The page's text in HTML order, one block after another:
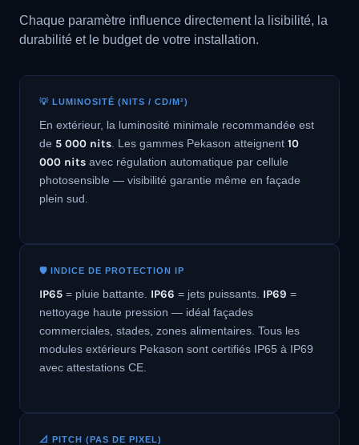
Chaque paramètre influence directement la lisibilité, la
durabilité et le budget de votre installation.
💡 LUMINOSITÉ (NITS / CD/M²)
En extérieur, la luminosité minimale recommandée est
de 5 000 nits . Les gammes Pekason atteignent 10
000 nits avec régulation automatique par cellule
photosensible — visibilité garantie même en façade
plein sud.
🛡️ INDICE DE PROTECTION IP
IP65 = pluie battante. IP66 = jets puissants. IP69 =
nettoyage haute pression — idéal façades
commerciales, stades, zones alimentaires. Tous les
modules extérieurs Pekason sont certifiés IP65 à IP69
avec attestations CE.
📐 PITCH (PAS DE PIXEL)